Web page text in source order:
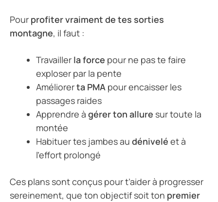
Pour profiter vraiment de tes sorties
montagne, il faut :
Travailler la force pour ne pas te faire
exploser par la pente
Améliorerta PMA pour encaisser les
passages raides
Apprendre à gérer ton allure sur toute la
montée
Habituer tes jambes au dénivelé et à
l’effort prolongé
Ces plans sont conçus pour t’aider à progresser
sereinement, que ton objectif soit ton premier